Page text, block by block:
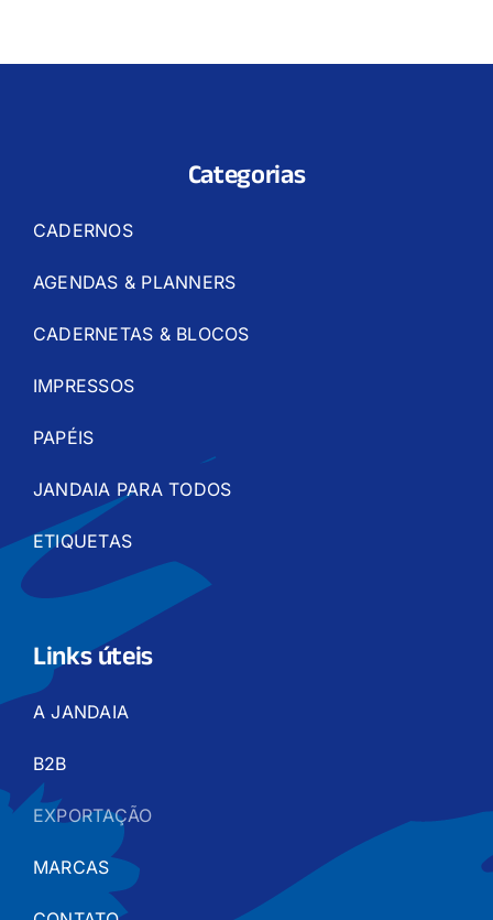
Categorias
CADERNOS
AGENDAS & PLANNERS
CADERNETAS & BLOCOS
IMPRESSOS
PAPÉIS
JANDAIA PARA TODOS
ETIQUETAS
Links úteis
A JANDAIA
B2B
EXPORTAÇÃO
MARCAS